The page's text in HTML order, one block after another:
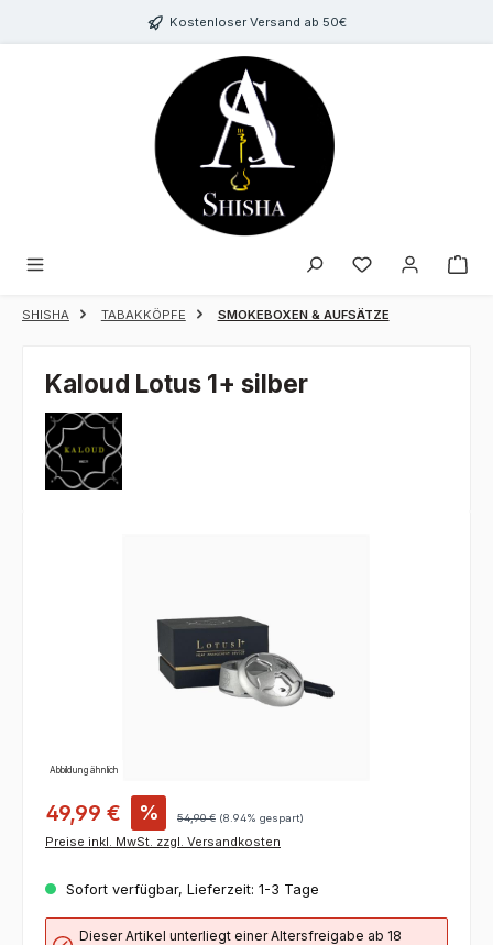
Zum Hauptinhalt springenKostenloser Versand ab 50€
Du hast 0
SHISHA TABAKKÖPFE SMOKEBOXEN & AUFSÄTZE
Kaloud Lotus 1+ silber
Abbildung ähnlich
49,99 € % 54,90 € (8.94% gespart)
Preise inkl. MwSt. zzgl. Versandkosten
Sofort verfügbar, Lieferzeit: 1-3 Tage
Dieser Artikel unterliegt einer Altersfreigabe ab 18